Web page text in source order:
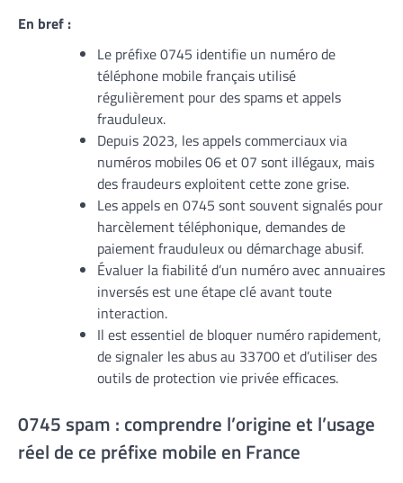
En bref :
Le préfixe 0745 identifie un numéro de
téléphone mobile français utilisé
régulièrement pour des spams et appels
frauduleux.
Depuis 2023, les appels commerciaux via
numéros mobiles 06 et 07 sont illégaux, mais
des fraudeurs exploitent cette zone grise.
Les appels en 0745 sont souvent signalés pour
harcèlement téléphonique, demandes de
paiement frauduleux ou démarchage abusif.
Évaluer la fiabilité d’un numéro avec annuaires
inversés est une étape clé avant toute
interaction.
Il est essentiel de bloquer numéro rapidement,
de signaler les abus au 33700 et d’utiliser des
outils de protection vie privée efficaces.
0745 spam : comprendre l’origine et l’usage
réel de ce préfixe mobile en France